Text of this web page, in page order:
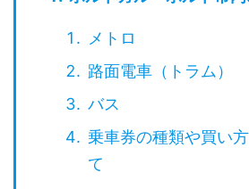
メトロ
路面電車（トラム）
バス
乗車券の種類や買い
て